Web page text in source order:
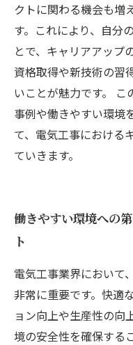
クトに関わる機会も増
す。これにより、自分
とで、キャリアアップ
資格取得や新技術の習
いことが魅力です。
事例や働きやすい環境
て、電気工事における
ていきます。
働きやすい環境への
ト
電気工事業界において
非常に重要です。快適
ョン向上や生産性の向
境の安全性を確保する